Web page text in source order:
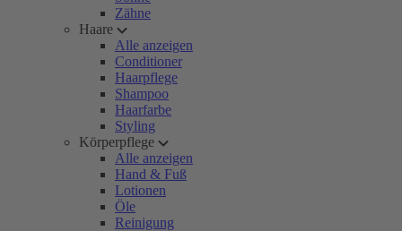
Zähne
Haare
Alle anzeigen
Conditioner
Haarpflege
Shampoo
Haarfarbe
Styling
Körperpflege
Alle anzeigen
Hand & Fuß
Lotionen
Öle
Reinigung